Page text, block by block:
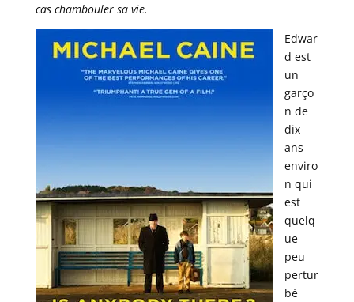
cas chambouler sa vie.
Edwar
d est
un
garço
n de
dix
ans
enviro
n qui
est
quelq
ue
peu
pertur
bé